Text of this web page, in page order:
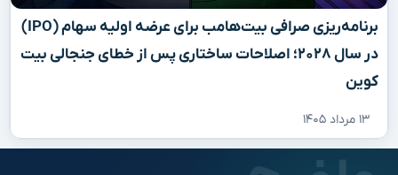
برنامه‌ریزی صرافی بیت‌هامب برای عرضه اولیه سهام (IPO)
در سال ۲۰۲۸؛ اصلاحات ساختاری پس از خطای جنجالی بیت
کوین
۱۳ مرداد ۱۴۰۵